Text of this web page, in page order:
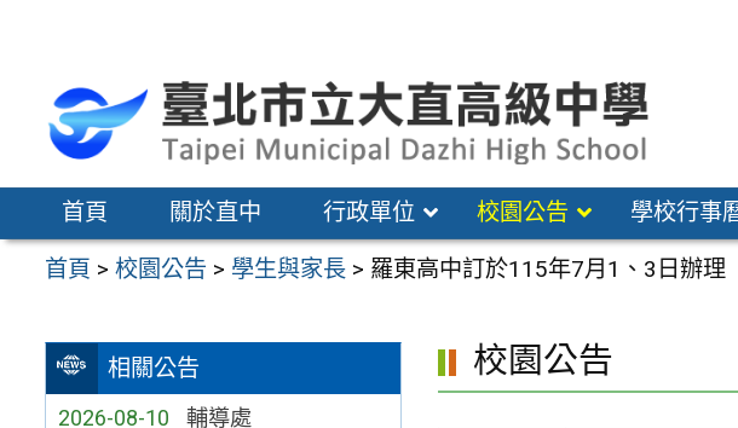
區
首頁 關於直中 行政單位 校園公告 學校行事
首頁 >校園公告 > 學生與家長 > 羅東高中訂於115年7月1、3日辦
相關公告
2026-08-10 輔導處
校園公告